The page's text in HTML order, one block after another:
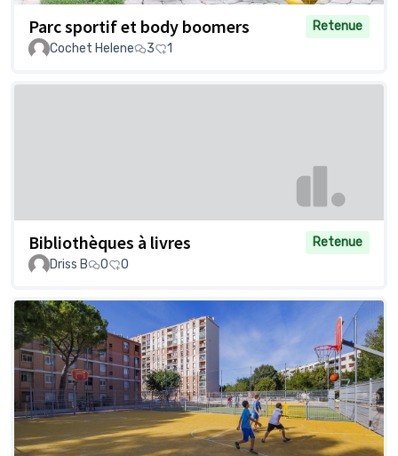
Parc sportif et body boomers
Retenue
Cochet Helene
3 1
Bibliothèques à livres
Retenue
Driss B
0 0